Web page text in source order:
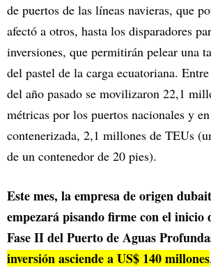
de puertos de las líneas navieras, que
afectó a otros, hasta los disparadores
inversiones, que permitirán pelear una
del pastel de la carga ecuatoriana.
del año pasado se movilizaron 22,1
métricas por los puertos nacionales y
contenerizada, 2,1 millones de TEUs
de un contenedor de 20 pies).
Este mes, la empresa de origen
empezará pisando firme con el inicio
Fase II del Puerto de Aguas
inversión asciende a US$ 140 millones